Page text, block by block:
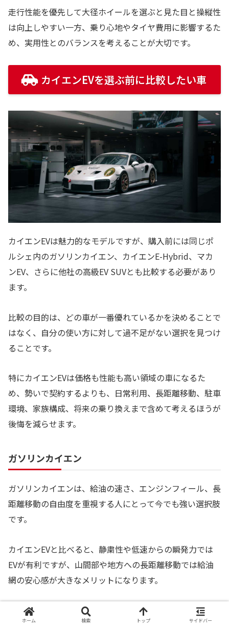
走行性能を優先して大径ホイールを選ぶと見た目と操縦性
は向上しやすい一方、乗り心地やタイヤ費用に影響するた
め、実用性とのバランスを考えることが大切です。
カイエンEVを選ぶ前に比較したい車
カイエンEVは魅力的なモデルですが、購入前には同じポ
ルシェ内のガソリンカイエン、カイエンE-Hybrid、マカ
ンEV、さらに他社の高級EV SUVとも比較する必要があり
ます。
比較の目的は、どの車が一番優れているかを決めることで
はなく、自分の使い方に対して過不足がない選択を見つけ
ることです。
特にカイエンEVは価格も性能も高い領域の車になるた
め、勢いで契約するよりも、日常利用、長距離移動、駐車
環境、家族構成、将来の乗り換えまで含めて考えるほうが
後悔を減らせます。
ガソリンカイエン
ガソリンカイエンは、給油の速さ、エンジンフィール、長
距離移動の自由度を重視する人にとって今でも強い選択肢
です。
カイエンEVと比べると、静粛性や低速からの瞬発力では
EVが有利ですが、山間部や地方への長距離移動では給油
網の安心感が大きなメリットになります。
給油が速い
ホーム 検索 トップ サイドバー